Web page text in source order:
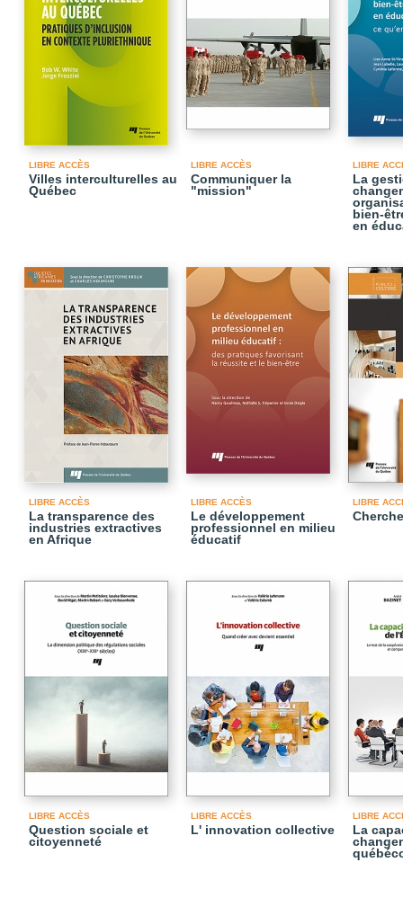
LIBRE ACCÈS
Villes interculturelles au
Québec
LIBRE ACCÈS
Communiquer la
"mission"
LIBRE
La
bien-
en
LIBRE ACCÈS
La transparence des
industries extractives
en Afrique
LIBRE ACCÈS
Le développement
professionnel en milieu
éducatif
LIBRE
LIBRE ACCÈS
Question sociale et
citoyenneté
LIBRE ACCÈS
L' innovation collective
LIBRE
La